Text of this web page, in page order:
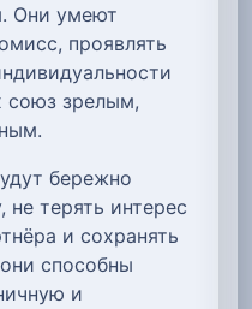
Они умеют
проявлять
союз зрелым,
бережно
не терять интерес
и сохранять
способны
и